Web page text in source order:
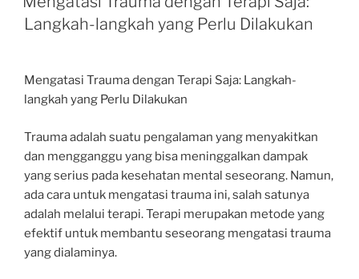
Langkah-langkah yang Perlu Dilakukan
Mengatasi Trauma dengan Terapi Saja: Langkah-
langkah yang Perlu Dilakukan
Trauma adalah suatu pengalaman yang menyakitkan
dan mengganggu yang bisa meninggalkan dampak
yang serius pada kesehatan mental seseorang. Namun,
ada cara untuk mengatasi trauma ini, salah satunya
adalah melalui terapi. Terapi merupakan metode yang
efektif untuk membantu seseorang mengatasi trauma
yang dialaminya.